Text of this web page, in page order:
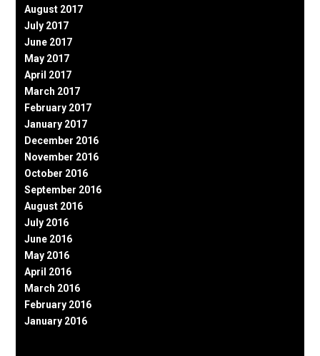
August 2017
July 2017
June 2017
May 2017
April 2017
March 2017
February 2017
January 2017
December 2016
November 2016
October 2016
September 2016
August 2016
July 2016
June 2016
May 2016
April 2016
March 2016
February 2016
January 2016